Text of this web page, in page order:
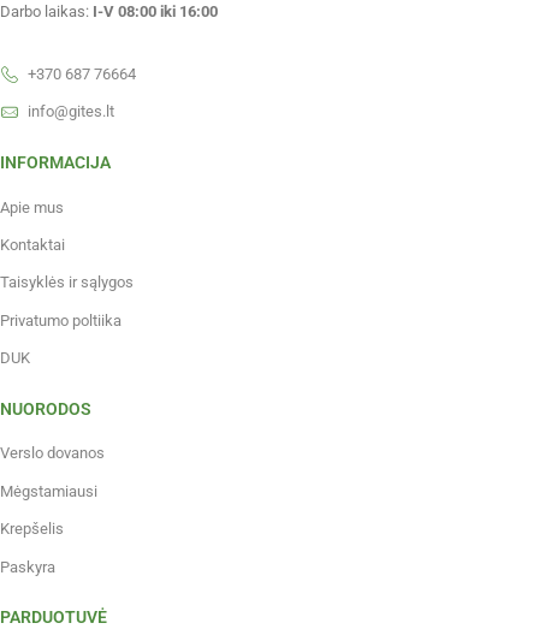
Darbo laikas: I-V 08:00 iki 16:00
+370 687 76664
info@gites.lt
INFORMACIJA
Apie mus
Kontaktai
Taisyklės ir sąlygos
Privatumo poltiika
DUK
NUORODOS
Verslo dovanos
Mėgstamiausi
Krepšelis
Paskyra
PARDUOTUVĖ